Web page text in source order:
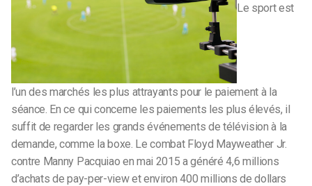
Le sport est
l’un des marchés les plus attrayants pour le paiement à la
séance. En ce qui concerne les paiements les plus élevés, il
suffit de regarder les grands événements de télévision à la
demande, comme la boxe. Le combat Floyd Mayweather Jr.
contre Manny Pacquiao en mai 2015 a généré 4,6 millions
d’achats de pay-per-view et environ 400 millions de dollars